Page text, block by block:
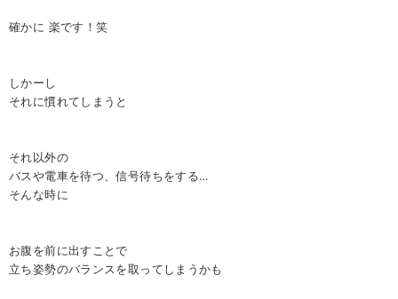
確かに 楽です！笑
しかーし
それに慣れてしまうと
それ以外の
バスや電車を待つ、信号待ちをする…
そんな時に
お腹を前に出すことで
立ち姿勢のバランスを取ってしまうかも